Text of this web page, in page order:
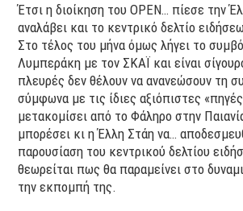
Έτσι η διοίκηση τουOPEN… πίεσε την
αναλάβει και το κεντρικό δελτίο
Στο τέλος του μήνα όμως λήγει το
Λυμπεράκη με τον ΣΚΑΪ και είναι
πλευρές δεν θέλουν να ανανεώσουν τη
σύμφωνα με τις ίδιες αξιόπιστες
μετακομίσει από το Φάληρο στην
μπορέσει κι η Έλλη Στάη να…
παρουσίαση του κεντρικού δελτίου
θεωρείται πως θα παραμείνει στο
την εκπομπή της.